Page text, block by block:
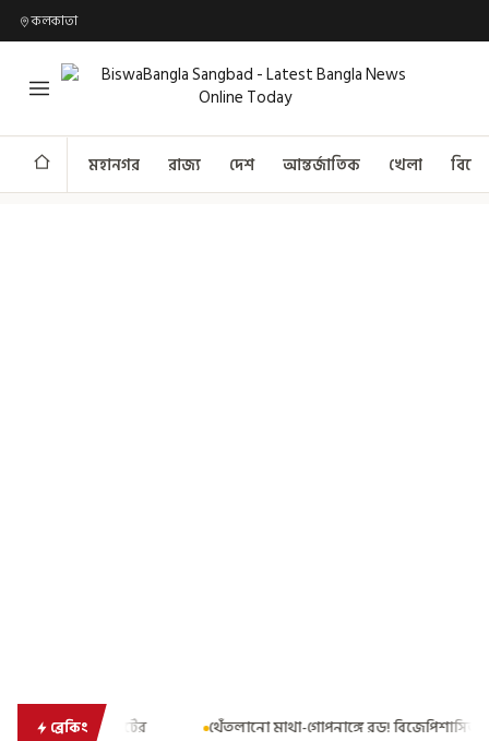
কলকাতা
মহানগর রাজ্য দেশ আন্তর্জাতিক খেলা
ব্রেকিংথেঁতলানো মাথা-গোপনাঙ্গে রড! বিজেপিশাসিত অসমে নাবালিকার